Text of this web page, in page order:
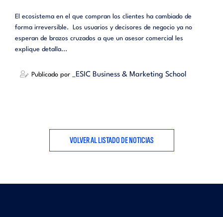
El ecosistema en el que compran los clientes ha cambiado de
forma irreversible. Los usuarios y decisores de negocio ya no
esperan de brazos cruzados a que un asesor comercial les
explique detalla...
Publicado por _ESIC Business & Marketing School
VOLVER AL LISTADO DE NOTICIAS